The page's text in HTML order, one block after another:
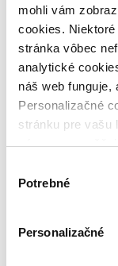
mohli vám
cookies.
stránka vôbec
analytické
náš web funguje,
Personalizačné
stránku pre vašu
nám zas
nám pomohlo,
súhlasu
Potrebné
Personalizačné